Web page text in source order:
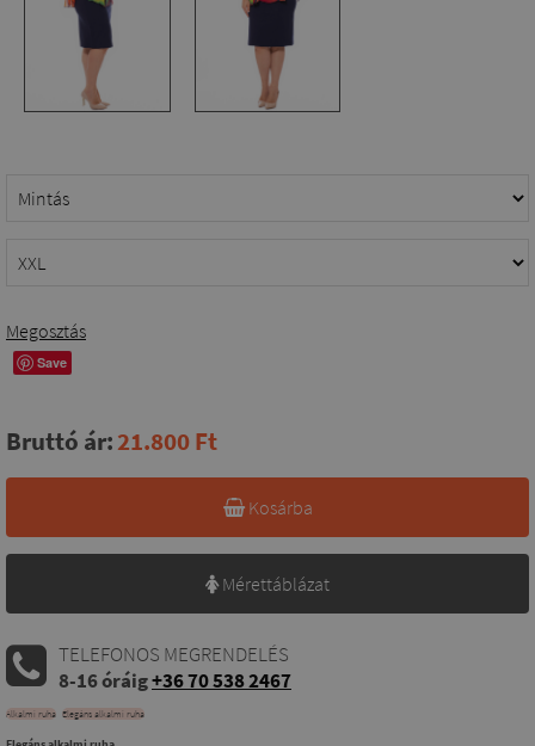
Megosztás
Save
Bruttó ár:21.800 Ft
Kosárba
Mérettáblázat
TELEFONOS MEGRENDELÉS
8-16 óráig+36 70 538 2467
Alkalmi ruha Elegáns alkalmi ruha